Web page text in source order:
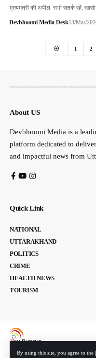
By using this site, you agree to the
मुख्यमंत्री की अपील: सभी सतर्क रहें,
Devbhoomi Media Desk13/Mar/
1 2
About US
Devbhoomi Media is a
platform dedicated to
and impactful news from
Quick Link
NATIONAL
UTTARAKHAND
POLITICS
CRIME
HEALTH NEWS
TOURISM